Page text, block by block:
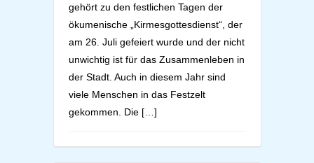
gehört zu den festlichen Tagen der
ökumenische „Kirmesgottesdienst“, der
am 26. Juli gefeiert wurde und der nicht
unwichtig ist für das Zusammenleben in
der Stadt. Auch in diesem Jahr sind
viele Menschen in das Festzelt
gekommen. Die […]